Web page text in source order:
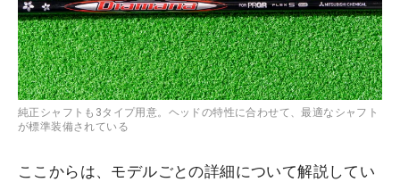
純正シャフトも3タイプ用意。ヘッドの特性に合わせて、最適なシャフト
が標準装備されている
ここからは、モデルごとの詳細について解説してい